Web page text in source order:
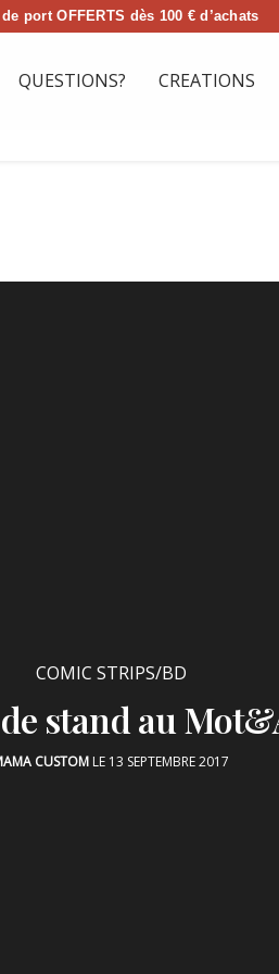
port OFFERTS dès 100 € d’achats
QUESTIONS? CREATIONS
COMIC STRIPS/BD
stand au
CUSTOM LE 13 SEPTEMBRE 2017